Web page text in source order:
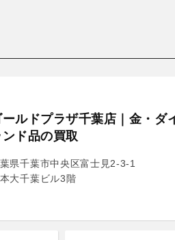
ールドプラザ千葉店｜金・ダ
ンド品の買取
県千葉市中央区富士見2-3-1
大千葉ビル3階